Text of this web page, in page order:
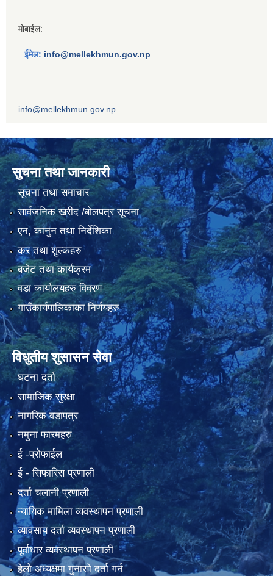
मोबाईल:
ईमेल: info@mellekhmun.gov.np
info@mellekhmun.gov.np
सुचना तथा जानकारी
सूचना तथा समाचार
सार्वजनिक खरीद /बोलपत्र सूचना
एन, कानुन तथा निर्देशिका
कर तथा शुल्कहरु
बजेट तथा कार्यक्रम
वडा कार्यालयहरु विवरण
गाउँकार्यपालिकाका निर्णयहरु
विधुतीय शुसासन सेवा
घटना दर्ता
सामाजिक सुरक्षा
नागरिक वडापत्र
नमुना फारमहरु
ई -प्रोफाईल
ई‍ - सिफारिस प्रणाली
दर्ता चलानी प्रणाली
न्यायिक मामिला व्यवस्थापन प्रणाली
व्यावसाय दर्ता व्यवस्थापन प्रणाली
पूर्वाधार व्यवस्थापन प्रणाली
हेलो अध्यक्षमा गुनासो दर्ता गर्न